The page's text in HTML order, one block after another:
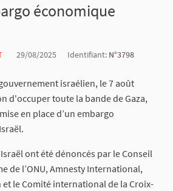
économique
29/08/2025 Identifiant: N°3798
israélien, le 7 août
d'occuper toute la bande de Gaza,
en place d’un embargo
ont été dénoncés par le Conseil
de l’ONU, Amnesty International,
et le Comité international de la Croix-